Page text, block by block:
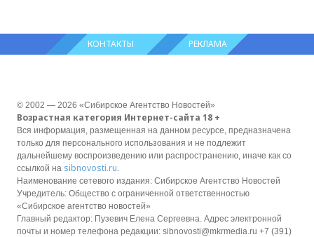
КОНТАКТЫ РЕКЛАМА
© 2002 — 2026 «Сибирское Агентство Новостей»
Возрастная категория Интернет-сайта 18 +
Вся информация, размещенная на данном ресурсе, предназначена
только для персонального использования и не подлежит
дальнейшему воспроизведению или распространению, иначе как со
ссылкой на sibnovosti.ru.
Наименование сетевого издания: Сибирское Агентство Новостей
Учредитель: Общество с ограниченной ответственностью
«Сибирское агентство новостей»
Главный редактор: Пузевич Елена Сергеевна. Адрес электронной
почты и номер телефона редакции: sibnovosti@mkrmedia.ru +7 (391)